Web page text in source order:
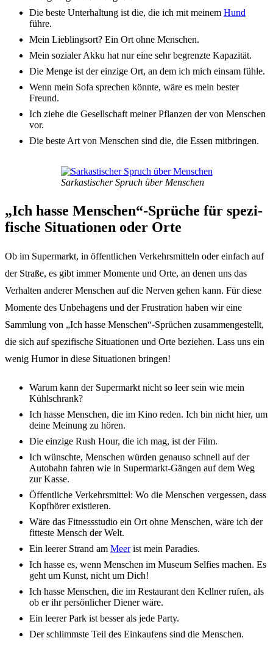
Die beste Unter­hal­tung ist die, die ich mit meinem Hund
führe.
Mein Lieb­lings­ort? Ein Ort ohne Menschen.
Mein sozia­ler Akku hat nur eine sehr begrenz­te Kapa­zi­tät.
Die Menge ist der einzi­ge Ort, an dem ich mich einsam fühle.
Wenn mein Sofa spre­chen könn­te, wäre es mein bester
Freund.
Ich ziehe die Gesell­schaft meiner Pflan­zen der von Menschen
vor.
Die beste Art von Menschen sind die, die Essen mitbrin­gen.
Sarkas­ti­scher Spruch über Menschen
„Ich hasse Menschen“-Sprüche für spezi­
fi­sche Situa­tio­nen oder Orte
Ob im Super­markt, in öffent­li­chen Verkehrs­mit­teln oder einfach auf
der Stra­ße, es gibt immer Momen­te und Orte, an denen uns das
Verhal­ten ande­rer Menschen auf die Nerven gehen kann. Für diese
Momen­te des Unbe­ha­gens und der Frus­tra­ti­on haben wir eine
Samm­lung von „Ich hasse Menschen“-Sprüchen zusam­men­ge­stellt,
die sich auf spezi­fi­sche Situa­tio­nen und Orte bezie­hen. Lass uns ein
wenig Humor in diese Situa­tio­nen brin­gen!
Warum kann der Super­markt nicht so leer sein wie mein
Kühl­schrank?
Ich hasse Menschen, die im Kino reden. Ich bin nicht hier, um
deine Meinung zu hören.
Die einzi­ge Rush Hour, die ich mag, ist der Film.
Ich wünsch­te, Menschen würden genau­so schnell auf der
Auto­bahn fahren wie in Super­markt-Gängen auf dem Weg
zur Kasse.
Öffent­li­che Verkehrs­mit­tel: Wo die Menschen verges­sen, dass
Kopf­hö­rer exis­tie­ren.
Wäre das Fitness­stu­dio ein Ort ohne Menschen, wäre ich der
fittes­te Mensch der Welt.
Ein leerer Strand am Meerist mein Para­dies.
Ich hasse es, wenn Menschen im Muse­um Selfies machen. Es
geht um Kunst, nicht um Dich!
Ich hasse Menschen, die im Restau­rant den Kell­ner rufen, als
ob er ihr persön­li­cher Diener wäre.
Ein leerer Park ist besser als jede Party.
Der schlimms­te Teil des Einkau­fens sind die Menschen.